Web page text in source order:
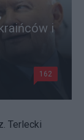
i
162
Terlecki